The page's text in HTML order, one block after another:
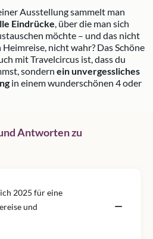
Ausstellung sammelt man
Eindrücke, über die man sich
möchte – und das nicht
nicht wahr? Das Schöne
mit Travelcircus ist, dass du
sondern ein unvergessliches
in einem wunderschönen 4 oder
Antworten zu
2025 für eine
und